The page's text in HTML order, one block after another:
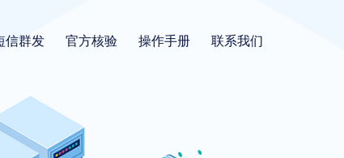
信群发 官方核验 操作手册 联系我们